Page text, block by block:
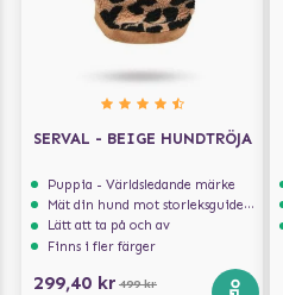
SERVAL - BEIGE HUNDTRÖJA
Puppia - Världsledande märke
Mät din hund mot storleksguiden för att få rätt storlek
Lätt att ta på och av
Finns i fler färger
299,40 kr 499 kr